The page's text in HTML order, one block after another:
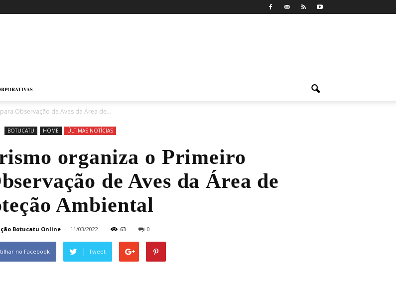
Observação de Aves da Área de...
BOTUCATU HOME ÚLTIMAS NOTÍCIAS
organiza o Primeiro
de Aves da Área de
Ambiental
Botucatu Online - 11/03/2022 63 0
no Facebook Tweet